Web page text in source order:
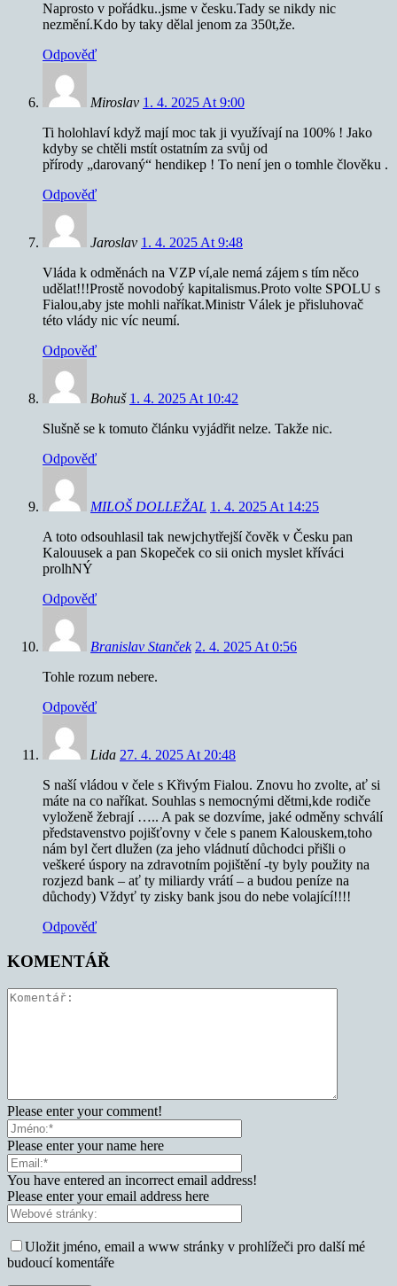
Naprosto v pořádku..jsme v česku.Tady se nikdy nic
nezmění.Kdo by taky dělal jenom za 350t,že.
Odpověď
Miroslav 1. 4. 2025 At 9:00
Ti holohlaví když mají moc tak ji využívají na 100% ! Jako
kdyby se chtěli mstít ostatním za svůj od
přírody „darovaný“ hendikep ! To není jen o tomhle člověku .
Odpověď
Jaroslav 1. 4. 2025 At 9:48
Vláda k odměnách na VZP ví,ale nemá zájem s tím něco
udělat!!!Prostě novodobý kapitalismus.Proto volte SPOLU s
Fialou,aby jste mohli naříkat.Ministr Válek je přisluhovač
této vlády nic víc neumí.
Odpověď
Bohuš 1. 4. 2025 At 10:42
Slušně se k tomuto článku vyjádřit nelze. Takže nic.
Odpověď
MILOŠ DOLLEŽAL 1. 4. 2025 At 14:25
A toto odsouhlasil tak newjchytřejší čověk v Česku pan
Kalouusek a pan Skopeček co sii onich myslet kříváci
prolhNÝ
Odpověď
Branislav Stanček 2. 4. 2025 At 0:56
Tohle rozum nebere.
Odpověď
Lida 27. 4. 2025 At 20:48
S naší vládou v čele s Křivým Fialou. Znovu ho zvolte, ať si
máte na co naříkat. Souhlas s nemocnými dětmi,kde rodiče
vyloženě žebrají ….. A pak se dozvíme, jaké odměny schválí
představenstvo pojišťovny v čele s panem Kalouskem,toho
nám byl čert dlužen (za jeho vládnutí důchodci přišli o
veškeré úspory na zdravotním pojištění -ty byly použity na
rozjezd bank – ať ty miliardy vrátí – a budou peníze na
důchody) Vždyť ty zisky bank jsou do nebe volající!!!!
Odpověď
KOMENTÁŘ
Please enter your comment!
Please enter your name here
You have entered an incorrect email address!
Please enter your email address here
Uložit jméno, email a www stránky v prohlížeči pro další mé
budoucí komentáře